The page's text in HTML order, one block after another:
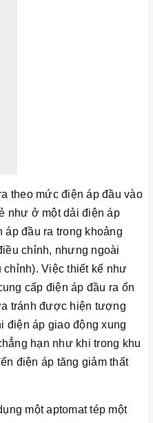
theo mức điện áp đầu vào
như ở một dải điện áp
áp đầu ra trong khoảng
chỉnh, nhưng ngoài
chỉnh). Việc thiết kế như
cấp điện áp đầu ra ổn
tránh được hiện tượng
điện áp giao động xung
hạn như khi trong khu
điện áp tăng giảm thất
một aptomat tép một